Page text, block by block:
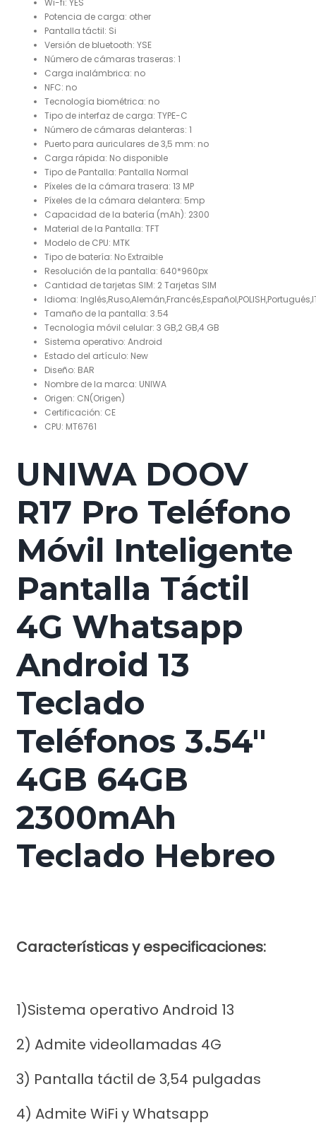
Wi-fi: YES
Potencia de carga: other
Pantalla táctil: Si
Versión de bluetooth: YSE
Número de cámaras traseras: 1
Carga inalámbrica: no
NFC: no
Tecnología biométrica: no
Tipo de interfaz de carga: TYPE-C
Número de cámaras delanteras: 1
Puerto para auriculares de 3,5 mm: no
Carga rápida: No disponible
Tipo de Pantalla: Pantalla Normal
Píxeles de la cámara trasera: 13 MP
Píxeles de la cámara delantera: 5mp
Capacidad de la batería (mAh): 2300
Material de la Pantalla: TFT
Modelo de CPU: MTK
Tipo de batería: No Extraible
Resolución de la pantalla: 640*960px
Cantidad de tarjetas SIM: 2 Tarjetas SIM
Idioma:
Tamaño de la pantalla: 3.54
Tecnología móvil celular: 3 GB,2 GB,4 GB
Sistema operativo: Android
Estado del artículo: New
Diseño: BAR
Nombre de la marca: UNIWA
Origen: CN(Origen)
Certificación: CE
CPU: MT6761
UNIWA DOOV
R17 Pro Teléfono
Móvil Inteligente
Pantalla Táctil
4G Whatsapp
Android 13
Teclado
Teléfonos 3.54"
4GB 64GB
2300mAh
Teclado Hebreo
Características y especificaciones:
1)Sistema operativo Android 13
2) Admite videollamadas 4G
3) Pantalla táctil de 3,54 pulgadas
4) Admite WiFi y Whatsapp